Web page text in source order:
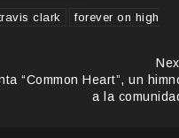
clark
forever on high
“Common Heart”, un
a la